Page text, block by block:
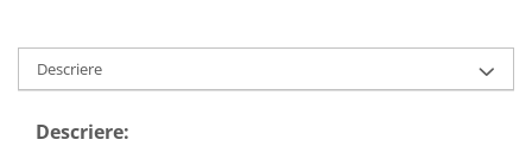
Masini de maturat si accesorii
Masini de tuns iarba
Motocoase
brichetare / peletizare
Echipamente pentru protectia
Generatoare
Descriere
Descriere: